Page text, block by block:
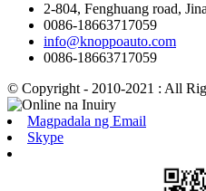
2-804, Fenghuang road,
0086-18663717059
info@knoppoauto.com
0086-18663717059
© Copyright - 2010-2021 : All
Magpadala ng Email
Skype